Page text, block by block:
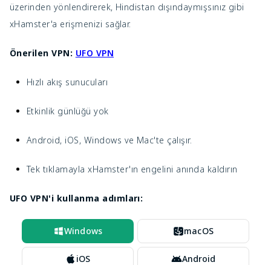
üzerinden yönlendirerek, Hindistan dışındaymışsınız gibi
xHamster'a erişmenizi sağlar.
Önerilen VPN: UFO VPN
Hızlı akış sunucuları
Etkinlik günlüğü yok
Android, iOS, Windows ve Mac'te çalışır.
Tek tıklamayla xHamster'ın engelini anında kaldırın
UFO VPN'i kullanma adımları:
Windows macOS
iOS Android